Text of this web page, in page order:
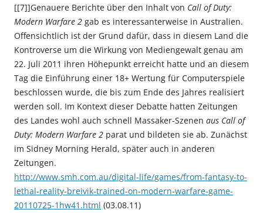
[[7]]Genauere Berichte über den Inhalt von Call of Duty:
Modern Warfare 2 gab es interessanterweise in Australien.
Offensichtlich ist der Grund dafür, dass in diesem Land die
Kontroverse um die Wirkung von Mediengewalt genau am
22. Juli 2011 ihren Höhepunkt erreicht hatte und an diesem
Tag die Einführung einer 18+ Wertung für Computerspiele
beschlossen wurde, die bis zum Ende des Jahres realisiert
werden soll. Im Kontext dieser Debatte hatten Zeitungen
des Landes wohl auch schnell Massaker-Szenen aus Call of
Duty: Modern Warfare 2 parat und bildeten sie ab. Zunächst
im Sidney Morning Herald, später auch in anderen
Zeitungen.
http://www.smh.com.au/digital-life/games/from-fantasy-to-
lethal-reality-breivik-trained-on-modern-warfare-game-
20110725-1hw41.html (03.08.11)